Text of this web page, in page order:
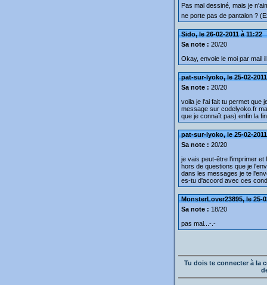
Pas mal dessiné, mais je
ne porte pas de pantalon ?
Sido, le 26-02-2011 à 11:22
Sa note : 20/20
Okay, envoie le moi par mail
pat-sur-lyoko, le 25-02-
Sa note : 20/20
voila je l'ai fait tu permet que
message sur codelyoko.fr
que je connaît pas) enfin la
pat-sur-lyoko, le 25-02-
Sa note : 20/20
je vais peut-être l'imprimer
hors de questions que je
dans les messages je te
es-tu d'accord avec ces
MonsterLover23895, le 25-
Sa note : 18/20
pas mal...-.-
Tu dois te connecter à la